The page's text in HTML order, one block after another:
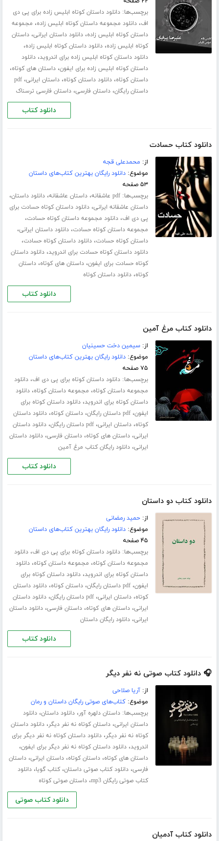
برچسب‌ها:دانلود داستان کوتاه ابلیس زاده برای پی دی
اف،دانلود مجموعه داستان کوتاه ابلیس زاده، مجموعه
داستان کوتاه ابلیس زاده،دانلود داستان ایرانی،داستان
کوتاه ابلیس زاده،دانلود داستان کوتاه ابلیس زاده،
دانلود داستان کوتاه ابلیس زاده برای اندروید،دانلود
داستان کوتاه ابلیس زاده برای ایفون،داستان های کوتاه،
داستان کوتاه،دانلود داستان کوتاه،داستان ایرانی،pdf
داستان رایگان،داستان فارسی،داستان فارسی ترسناک
دانلود کتاب
دانلود کتاب حسادت
از: محمدعلی قجه
موضوع:دانلود رایگان بهترین کتاب‌های داستان
۵۳ صفحه
برچسب‌ها:pdf عاشقانه ،داستان عاشقانه،دانلود داستان،
داستان عاشقانه ایرانی،دانلود داستان کوتاه حسادت برای
پی دی اف،دانلود مجموعه داستان کوتاه حسادت،
مجموعه داستان کوتاه حسادت،دانلود داستان ایرانی،
داستان کوتاه حسادت،دانلود داستان کوتاه حسادت،
دانلود داستان کوتاه حسادت برای اندروید،دانلود داستان
کوتاه حسادت برای ایفون،داستان های کوتاه،داستان
کوتاه،دانلود داستان کوتاه
دانلود کتاب
دانلود کتاب مرغ آمین
از:سیمین دخت حسینیان
موضوع:دانلود رایگان بهترین کتاب‌های داستان
۷۵ صفحه
برچسب‌ها:دانلود داستان کوتاه برای پی دی اف،دانلود
مجموعه داستان کوتاه، مجموعه داستان کوتاه،دانلود
داستان کوتاه برای اندروید،دانلود داستان کوتاه برای
ایفون،pdf داستان رایگان ،داستان کوتاه،دانلود داستان
کوتاه،داستان ایرانی،pdf داستان رایگان ،دانلود داستان
ایرانی،داستان های کوتاه،داستان فارسی،دانلود داستان
ایرانی،دانلود رایگان کتاب مرغ آمین
دانلود کتاب
دانلود کتاب دو داستان
از:حمید رمضانی
موضوع:دانلود رایگان بهترین کتاب‌های داستان
۴۵ صفحه
برچسب‌ها:دانلود داستان کوتاه برای پی دی اف،دانلود
مجموعه داستان کوتاه، مجموعه داستان کوتاه،دانلود
داستان کوتاه برای اندروید،دانلود داستان کوتاه برای
ایفون،pdf داستان رایگان ،داستان کوتاه،دانلود داستان
کوتاه،داستان ایرانی،pdf داستان رایگان ،دانلود داستان
ایرانی،داستان های کوتاه،داستان فارسی،دانلود داستان
ایرانی،دانلود رایگان داستان
دانلود کتاب
🎧 دانلود کتاب صوتی نه نفر دیگر
از:آریا صلاحی
موضوع:کتاب‌های صوتی رایگان داستان و رمان
برچسب‌ها:داستان دلهره آور،دانلود داستان،دانلود
داستان ایرانی،داستان کوتاه نه نفر دیگر،دانلود داستان
کوتاه نه نفر دیگر،دانلود داستان کوتاه نه نفر دیگر برای
اندروید،دانلود داستان کوتاه نه نفر دیگر برای ایفون،
داستان های کوتاه،داستان کوتاه،داستان ایرانی،داستان
فارسی،دانلود کتاب صوتی داستان،کتاب گویا،دانلود
کتاب صوتی رایگان mp3
،داستان صوتی کوتاه
دانلود کتاب صوتی
دانلود کتاب آدمیان